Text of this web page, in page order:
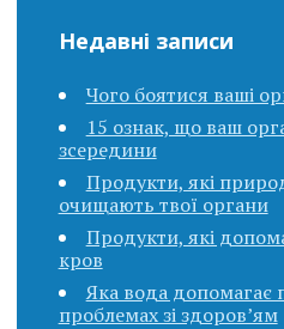
Недавні записи
Чого боятися ваші
15 ознак, що ваш
зсередини
Продукти, які
очищають твої органи
Продукти, які
кров
Яка вода допомагає
проблемах зі здоров’ям